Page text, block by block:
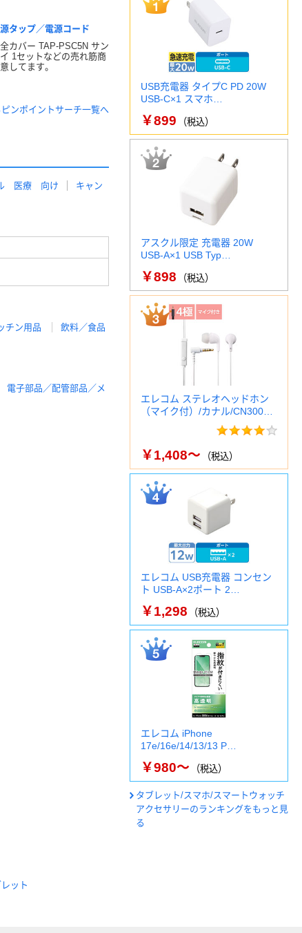
タップ／電源コード
カバー TAP-PSC5N サン
1セットなどの売れ筋商
してます。
ンポイントサーチ一覧へ
医療 向け
キャン
チン用品
飲料／食品
電子部品／配管部品／メ
USB充電器 タイプC PD 20W
USB-C×1 スマホ…
￥899 （税込）
アスクル限定 充電器 20W
USB-A×1 USB Typ…
￥898 （税込）
エレコム ステレオヘッドホン
（マイク付）/カナル/CN300…
￥1,408～ （税込）
エレコム USB充電器 コンセン
ト USB-A×2ポート 2…
￥1,298 （税込）
エレコム iPhone
17e/16e/14/13/13 P…
￥980～ （税込）
タブレット/スマホ/スマートウォッチ
アクセサリーのランキングをもっと見
る
ット